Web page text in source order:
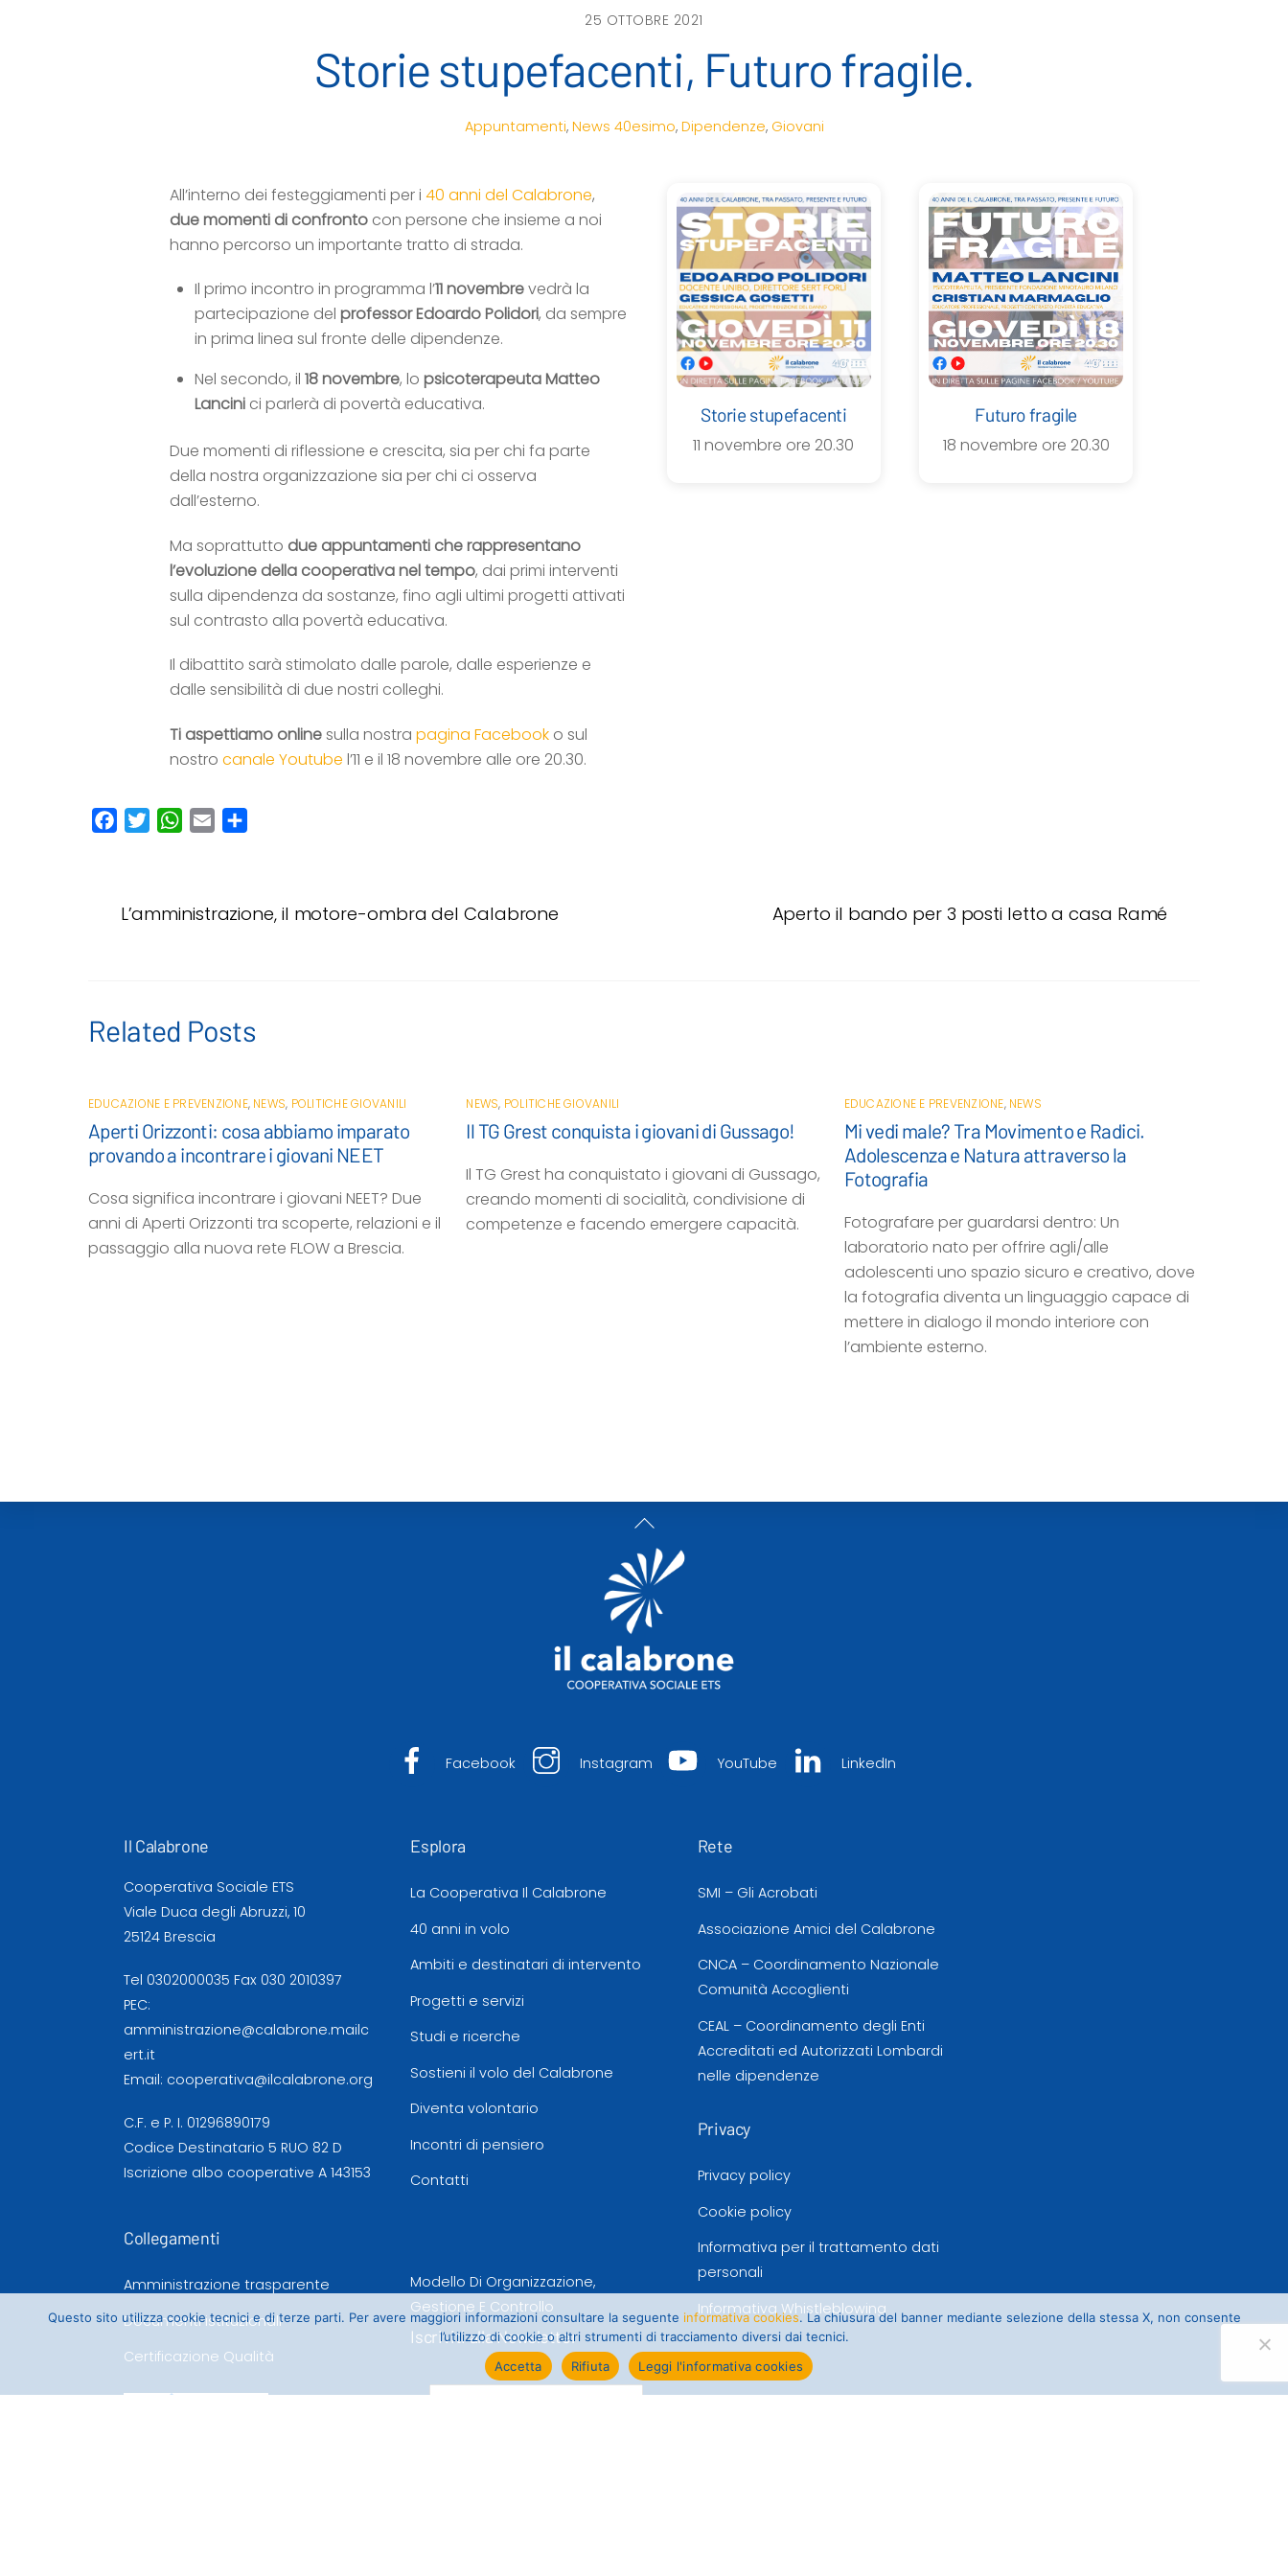
25 OTTOBRE 2021
Storie stupefacenti, Futuro fragile.
Appuntamenti, News 40esimo, Dipendenze, Giovani
All’interno dei festeggiamenti per i40 anni del Calabrone,
due momenti di confronto con persone che insieme a noi
hanno percorso un importante tratto di strada.
Il primo incontro in programma l’11 novembrevedrà la
partecipazione del professor Edoardo Polidori, da sempre
in prima linea sul fronte delle dipendenze.
Nel secondo, il 18 novembre, lo psicoterapeuta Matteo
Lancinici parlerà di povertà educativa.
Due momenti di riflessione e crescita, sia per chi fa parte
della nostra organizzazione sia per chi ci osserva
dall’esterno.
Ma soprattutto due appuntamenti che rappresentano
l’evoluzione della cooperativa nel tempo, dai primi interventi
sulla dipendenza da sostanze, fino agli ultimi progetti attivati
sul contrasto alla povertà educativa.
Il dibattito sarà stimolato dalle parole, dalle esperienze e
dalle sensibilità di due nostri colleghi.
Ti aspettiamo onlinesulla nostrapagina Facebook o sul
nostrocanale Youtube l’11 e il 18 novembre alle ore 20.30.
Storie stupefacenti
11 novembre ore 20.30
Futuro fragile
18 novembre ore 20.30
b
t
W
s
l
i
L’amministrazione, il motore-ombra del Calabrone Aperto il bando per 3 posti letto a casa Ramé
Related Posts
EDUCAZIONE E PREVENZIONE, NEWS, POLITICHE GIOVANILI
Aperti Orizzonti: cosa abbiamo imparato
provando a incontrare i giovani NEET
Cosa significa incontrare i giovani NEET? Due
anni di Aperti Orizzonti tra scoperte, relazioni e il
passaggio alla nuova rete FLOW a Brescia.
NEWS, POLITICHE GIOVANILI
Il TG Grest conquista i giovani di Gussago!
Il TG Grest ha conquistato i giovani di Gussago,
creando momenti di socialità, condivisione di
competenze e facendo emergere capacità.
EDUCAZIONE E PREVENZIONE, NEWS
Mi vedi male? Tra Movimento e Radici.
Adolescenza e Natura attraverso la
Fotografia
Fotografare per guardarsi dentro: Un
laboratorio nato per offrire agli/alle
adolescenti uno spazio sicuro e creativo, dove
la fotografia diventa un linguaggio capace di
mettere in dialogo il mondo interiore con
l’ambiente esterno.
Back
To
Top
Facebook Instagram YouTube LinkedIn
Il Calabrone
Cooperativa Sociale ETS
Viale Duca degli Abruzzi, 10
25124 Brescia
Tel 0302000035 Fax 030 2010397
PEC:
amministrazione@calabrone.mailc
ert.it
Email: cooperativa@ilcalabrone.org
C.F. e P. I. 01296890179
Codice Destinatario 5 RUO 82 D
Iscrizione albo cooperative A 143153
Collegamenti
Amministrazione trasparente
Documenti istituzionali
Certificazione Qualità
Esplora
La Cooperativa Il Calabrone
40 anni in volo
Ambiti e destinatari di intervento
Progetti e servizi
Studi e ricerche
Sostieni il volo del Calabrone
Diventa volontario
Incontri di pensiero
Contatti
Modello Di Organizzazione,
Gestione E Controllo
Rete
SMI – Gli Acrobati
Associazione Amici del Calabrone
CNCA – Coordinamento Nazionale
Comunità Accoglienti
CEAL – Coordinamento degli Enti
Accreditati ed Autorizzati Lombardi
nelle dipendenze
Privacy
Privacy policy
Cookie policy
Informativa per il trattamento dati
personali
Informativa Whistleblowing
Iscriviti alla Newsletter
Questo sito utilizza cookie tecnici e di terze parti. Per avere maggiori informazioni consultare la seguente informativa cookies. La chiusura del banner mediante selezione della stessa X, non consente
l’utilizzo di cookie o altri strumenti di tracciamento diversi dai tecnici.
Accetta
Rifiuta Leggi l'informativa cookies